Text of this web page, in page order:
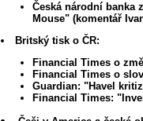
Česká národní banka
Mouse" (komentář
Britský tisk o ČR:
Financial Times o
Financial Times o
Guardian: "Havel
Financial Times: